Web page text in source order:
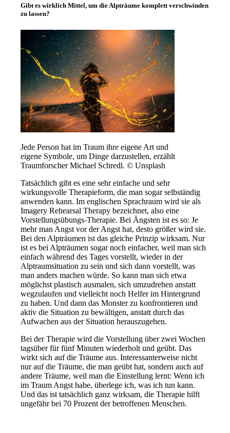
Gibt es wirklich Mittel, um die Alpträume komplett verschwinden
zu lassen?
Jede Person hat im Traum ihre eigene Art und
eigene Symbole, um Dinge darzustellen, erzählt
Traumforscher Michael Schredl. © Unsplash
Tatsächlich gibt es eine sehr einfache und sehr
wirkungsvolle Therapieform, die man sogar selbständig
anwenden kann. Im englischen Sprachraum wird sie als
Imagery Rehearsal Therapy bezeichnet, also eine
Vorstellungsübungs-Therapie. Bei Ängsten ist es so: Je
mehr man Angst vor der Angst hat, desto größer wird sie.
Bei den Alpträumen ist das gleiche Prinzip wirksam. Nur
ist es bei Alpträumen sogar noch einfacher, weil man sich
einfach während des Tages vorstellt, wieder in der
Alptraumsituation zu sein und sich dann vorstellt, was
man anders machen würde. So kann man sich etwa
möglichst plastisch ausmalen, sich umzudrehen anstatt
wegzulaufen und vielleicht noch Helfer im Hintergrund
zu haben. Und dann das Monster zu konfrontieren und
aktiv die Situation zu bewältigen, anstatt durch das
Aufwachen aus der Situation herauszugehen.
Bei der Therapie wird die Vorstellung über zwei Wochen
tagsüber für fünf Minuten wiederholt und geübt. Das
wirkt sich auf die Träume aus. Interessanterweise nicht
nur auf die Träume, die man geübt hat, sondern auch auf
andere Träume, weil man die Einstellung lernt: Wenn ich
im Traum Angst habe, überlege ich, was ich tun kann.
Und das ist tatsächlich ganz wirksam, die Therapie hilft
ungefähr bei 70 Prozent der betroffenen Menschen.